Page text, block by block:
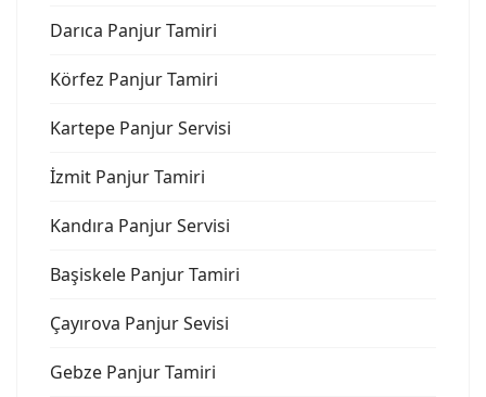
Darıca Panjur Tamiri
Körfez Panjur Tamiri
Kartepe Panjur Servisi
İzmit Panjur Tamiri
Kandıra Panjur Servisi
Başiskele Panjur Tamiri
Çayırova Panjur Sevisi
Gebze Panjur Tamiri